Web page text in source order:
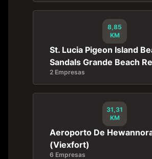
8,85
KM
St. Lucia Pigeon Island
Sandals Grande Beach
2 Empresas
31,31
KM
Aeroporto De
(Viexfort)
6 Empresas